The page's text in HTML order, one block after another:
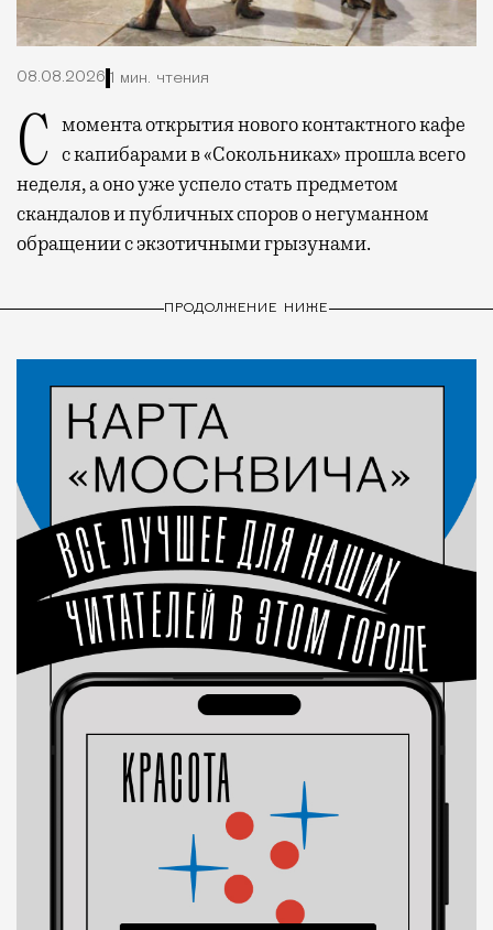
08.08.2026 1 мин. чтения
С момента открытия нового контактного кафе с капибарами в «Сокольниках» прошла всего
неделя, а оно уже успело стать предметом
скандалов и публичных споров о негуманном
обращении с экзотичными грызунами.
ПРОДОЛЖЕНИЕ НИЖЕ